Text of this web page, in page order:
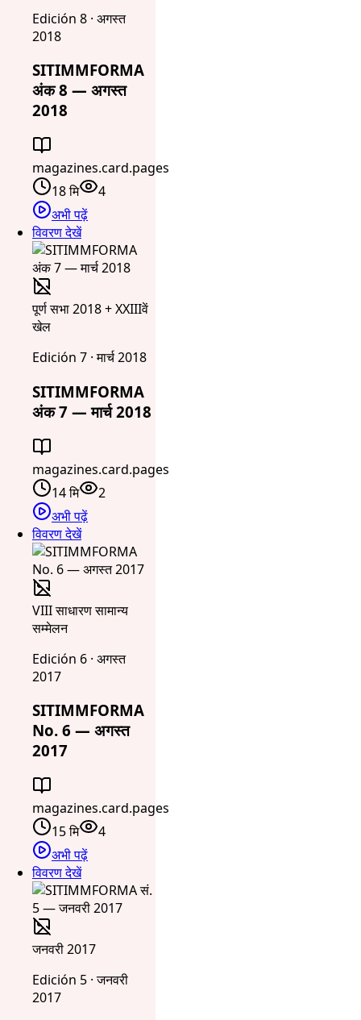
Edición 8 · अगस्त
2018
SITIMMFORMA
अंक 8 — अगस्त
2018
magazines.card.pages
18 मि
4
अभी पढ़ें
विवरण देखें
पूर्ण सभा 2018 + XXIIIवें
खेल
Edición 7 · मार्च 2018
SITIMMFORMA
अंक 7 — मार्च 2018
magazines.card.pages
14 मि
2
अभी पढ़ें
विवरण देखें
VIII साधारण सामान्य
सम्मेलन
Edición 6 · अगस्त
2017
SITIMMFORMA
No. 6 — अगस्त
2017
magazines.card.pages
15 मि
4
अभी पढ़ें
विवरण देखें
जनवरी 2017
Edición 5 · जनवरी
2017